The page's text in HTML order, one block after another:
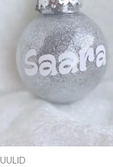
tootel
on
mitu
varianti.
Valikuid
saab